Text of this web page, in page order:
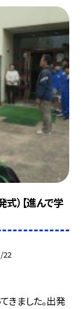
）【進んで学
22
きました。出発